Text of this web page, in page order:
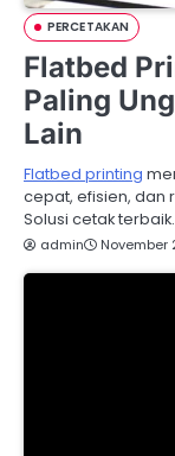
PERCETAKAN
Flatbed
Paling
Lain
Flatbed printing
cepat, efisien, dan
Solusi cetak terbaik.
admin November